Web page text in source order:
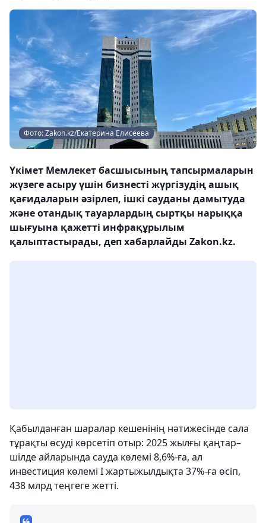
Фото: Zakon.kz/Екатерина Елисеева
Үкімет Мемлекет басшысының тапсырмаларын
жүзеге асыру үшін бизнесті жүргізудің ашық
қағидаларын әзірлеп, ішкі сауданы дамытуда
және отандық тауарлардың сыртқы нарыққа
шығуына қажетті инфрақұрылым
қалыптастырады, деп хабарлайды Zakon.kz.
Қабылданған шаралар кешенінің нәтижесінде сала
тұрақты өсуді көрсетіп отыр: 2025 жылғы қаңтар–
шілде айларында сауда көлемі 8,6%-ға, ал
инвестиция көлемі І жартыжылдықта 37%-ға өсіп,
438 млрд теңгеге жетті.